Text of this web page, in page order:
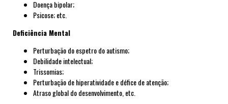
Doença bipolar;
Psicose; etc.
Deficiência Mental
Perturbação do espetro do autismo;
Debilidade intelectual;
Trissomias;
Perturbação de hiperatividade e défice de atenção;
Atraso global do desenvolvimento, etc.